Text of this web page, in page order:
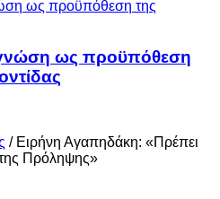
ως προϋπόθεση
/ Ειρήνη Αγαπηδάκη: «Πρέπει
Πρόληψης»